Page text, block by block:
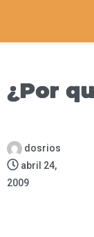
¿Por
dosrios
abril 24,
2009